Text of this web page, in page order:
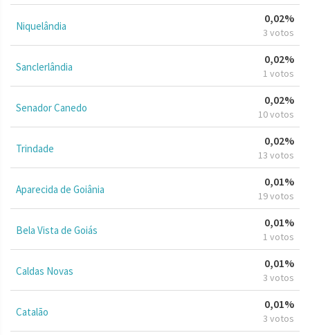
Niquelândia
0,02%
3 votos
Sanclerlândia
0,02%
1 votos
Senador Canedo
0,02%
10 votos
Trindade
0,02%
13 votos
Aparecida de Goiânia
0,01%
19 votos
Bela Vista de Goiás
0,01%
1 votos
Caldas Novas
0,01%
3 votos
Catalão
0,01%
3 votos